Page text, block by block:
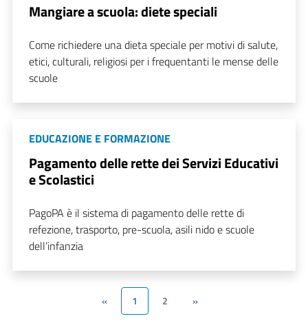
Mangiare a scuola: diete speciali
Come richiedere una dieta speciale per motivi di salute,
etici, culturali, religiosi per i frequentanti le mense delle
scuole
EDUCAZIONE E FORMAZIONE
Pagamento delle rette dei Servizi Educativi
e Scolastici
PagoPA è il sistema di pagamento delle rette di
refezione, trasporto, pre-scuola, asili nido e scuole
dell’infanzia
« 1 2 »